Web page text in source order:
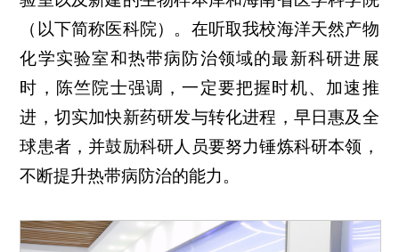
（以下简称医科院）。在听取我校海洋天然产物
化学实验室和热带病防治领域的最新科研进展
时，陈竺院士强调，一定要把握时机、加速推
进，切实加快新药研发与转化进程，早日惠及全
球患者，并鼓励科研人员要努力锤炼科研本领，
不断提升热带病防治的能力。